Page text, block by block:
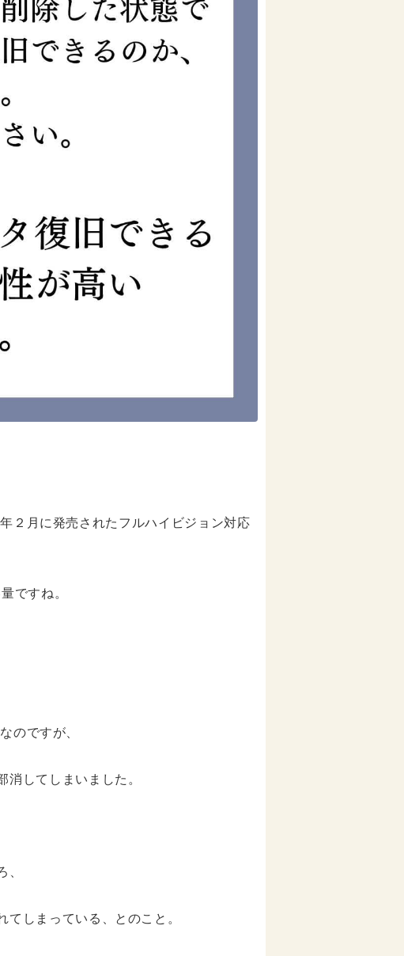
２月に発売されたフルハイビジョン対応
ですね。
のですが、
してしまいました。
しまっている、とのこと。